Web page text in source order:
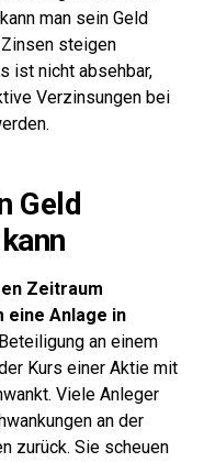
man sein Geld
steigen
ist nicht absehbar,
Verzinsungen bei
Geld
Zeitraum
eine Anlage in
an einem
Kurs einer Aktie mit
Viele Anleger
an der
zurück. Sie scheuen